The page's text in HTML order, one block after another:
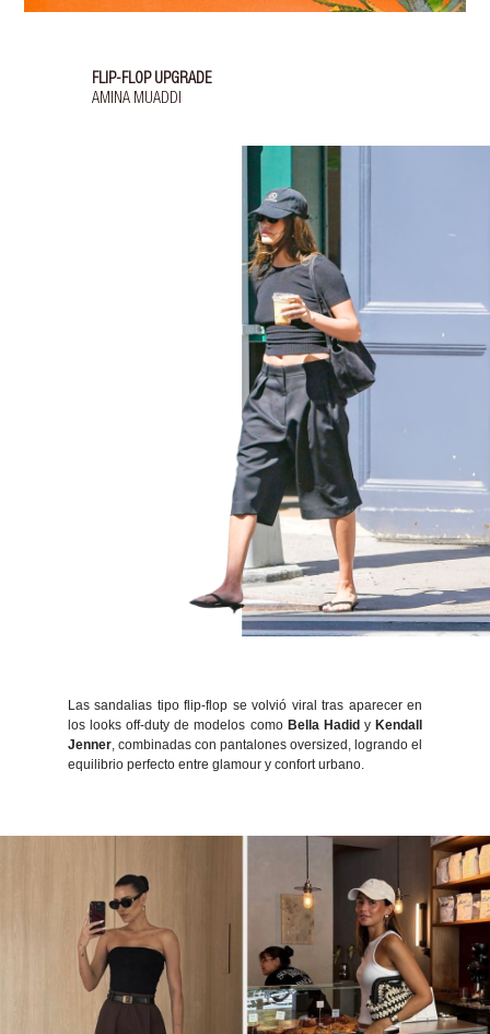
FLIP-FLOP UPGRADE
AMINA MUADDI
Las sandalias tipo flip-flop se volvió viral tras aparecer en
los looks off-duty de modelos como Bella Hadid y Kendall
Jenner, combinadas con pantalones oversized, logrando el
equilibrio perfecto entre glamour y confort urbano.